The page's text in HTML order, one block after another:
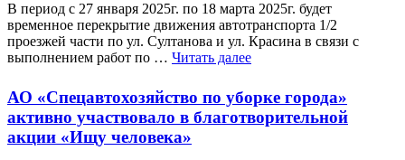
В период с 27 января 2025г. по 18 марта 2025г. будет
временное перекрытие движения автотранспорта 1/2
проезжей части по ул. Султанова и ул. Красина в связи с
выполнением работ по … Читать далее
АО «Спецавтохозяйство по уборке города»
активно участвовало в благотворительной
акции «Ищу человека»